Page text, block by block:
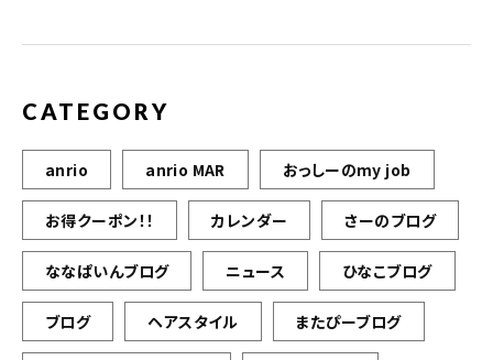
CATEGORY
anrio anrio MAR おっしーのmy job
お得クーポン！！ カレンダー さーのブログ
ななぱいんブログ ニュース ひなこブログ
ブログ ヘアスタイル またぴーブログ